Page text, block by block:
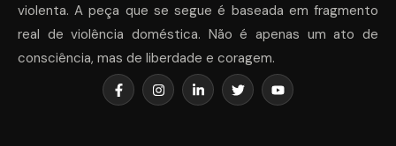
violenta. A peça que se segue é baseada em fragmento
real de violência doméstica. Não é apenas um ato de
consciência, mas de liberdade e coragem.